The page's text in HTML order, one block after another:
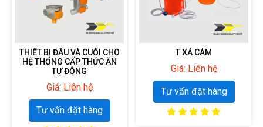
THIẾT BỊ ĐẦU VÀ CUỐI CHO
HỆ THỐNG CẤP THỨC ĂN
TỰ ĐỘNG
Giá: Liên hệ
Tư vấn đặt hàng
T XẢ CÁM
Giá: Liên hệ
Tư vấn đặt hàng